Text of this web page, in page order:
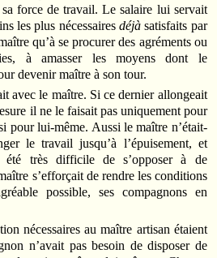
force de travail. Le salaire lui servait
les plus nécessairesdéjàsatisfaits par
qu’à se procurer des agréments ou
à amasser les moyens dont le
devenir maître à son tour.
avec le maître. Si ce dernier allongeait
il ne le faisait pas uniquement pour
pour lui-même. Aussi le maître n’était-
le travail jusqu’à l’épuisement, et
été très difficile de s’opposer à de
s’efforçait de rendre les conditions
possible, ses compagnons en
nécessaires au maître artisan étaient
n’avait pas besoin de disposer de